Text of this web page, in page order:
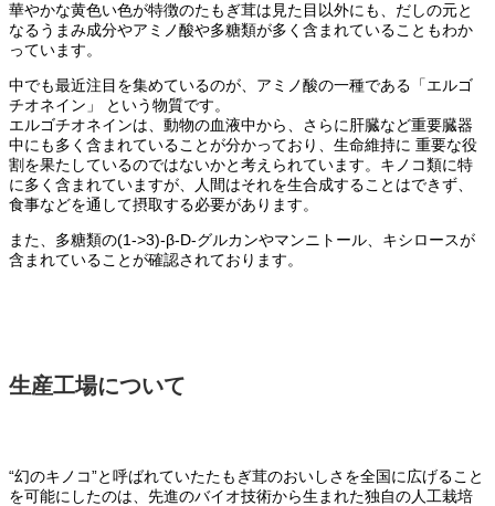
華やかな黄色い色が特徴のたもぎ茸は見た目以外にも、だしの元と
なるうまみ成分やアミノ酸や多糖類が多く含まれていることもわか
っています。
中でも最近注目を集めているのが、アミノ酸の一種である「エルゴ
チオネイン」 という物質です。
エルゴチオネインは、動物の血液中から、さらに肝臓など重要臓器
中にも多く含まれていることが分かっており、生命維持に 重要な役
割を果たしているのではないかと考えられています。キノコ類に特
に多く含まれていますが、人間はそれを生合成することはできず、
食事などを通して摂取する必要があります。
また、多糖類の(1->3)-β-D-グルカンやマンニトール、キシロースが
含まれていることが確認されております。
生産工場について
“幻のキノコ”と呼ばれていたたもぎ茸のおいしさを全国に広げること
を可能にしたのは、先進のバイオ技術から生まれた独自の人工栽培